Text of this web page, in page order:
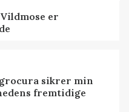
er
sikrer min
fremtidige